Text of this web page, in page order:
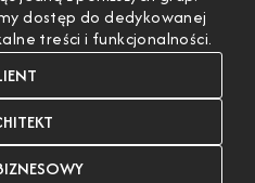
dostęp do dedykowanej
treści i funkcjonalności.